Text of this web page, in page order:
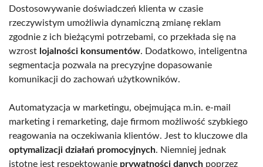
Dostosowywanie doświadczeń klienta w czasie
rzeczywistym umożliwia dynamiczną zmianę reklam
zgodnie z ich bieżącymi potrzebami, co przekłada się na
wzrost lojalności konsumentów. Dodatkowo, inteligentna
segmentacja pozwala na precyzyjne dopasowanie
komunikacji do zachowań użytkowników.
Automatyzacja w marketingu, obejmująca m.in. e-mail
marketing i remarketing, daje firmom możliwość szybkiego
reagowania na oczekiwania klientów. Jest to kluczowe dla
optymalizacji działań promocyjnych. Niemniej jednak
istotne jest respektowanie prywatności danych poprzez